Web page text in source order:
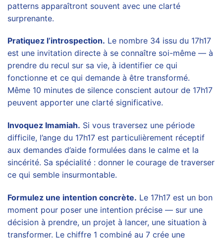
patterns apparaîtront souvent avec une clarté
surprenante.
Pratiquez l’introspection. Le nombre 34 issu du 17h17
est une invitation directe à se connaître soi-même — à
prendre du recul sur sa vie, à identifier ce qui
fonctionne et ce qui demande à être transformé.
Même 10 minutes de silence conscient autour de 17h17
peuvent apporter une clarté significative.
Invoquez Imamiah. Si vous traversez une période
difficile, l’ange du 17h17 est particulièrement réceptif
aux demandes d’aide formulées dans le calme et la
sincérité. Sa spécialité : donner le courage de traverser
ce qui semble insurmontable.
Formulez une intention concrète. Le 17h17 est un bon
moment pour poser une intention précise — sur une
décision à prendre, un projet à lancer, une situation à
transformer. Le chiffre 1 combiné au 7 crée une